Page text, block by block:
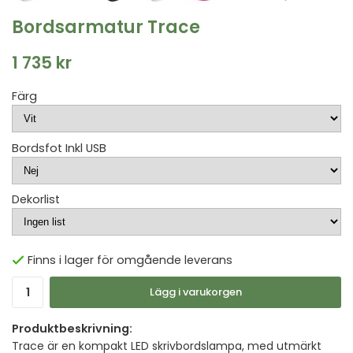
Bordsarmatur Trace
1 735 kr
Färg
Bordsfot Inkl USB
Dekorlist
Finns i lager för omgående leverans
Lägg i varukorgen
Produktbeskrivning:
Trace är en kompakt LED skrivbordslampa, med utmärkt